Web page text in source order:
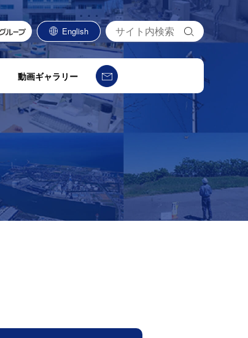
English 検
索
動画ギャラリー